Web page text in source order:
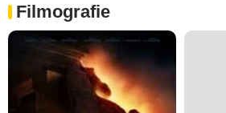
Filmografie